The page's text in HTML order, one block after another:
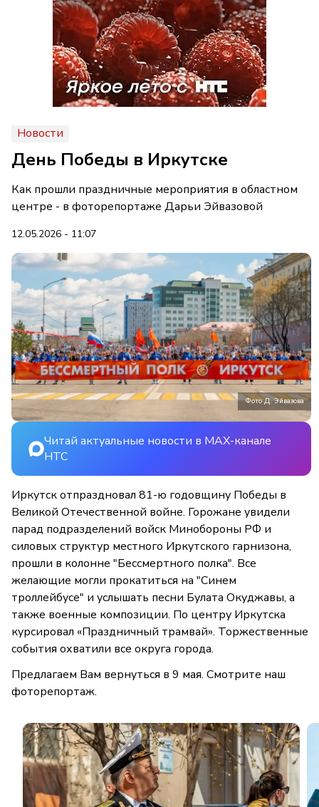
Новости
День Победы в Иркутске
Как прошли праздничные мероприятия в областном
центре - в фоторепортаже Дарьи Эйвазовой
12.05.2026 - 11:07
Фото Д. Эйвазова
Читай актуальные новости в MAX-канале
НТС
Иркутск отпраздновал 81-ю годовщину Победы в
Великой Отечественной войне. Горожане увидели
парад подразделений войск Минобороны РФ и
силовых структур местного Иркутского гарнизона,
прошли в колонне "Бессмертного полка". Все
желающие могли прокатиться на "Синем
троллейбусе" и услышать песни Булата Окуджавы, а
также военные композиции. По центру Иркутска
курсировал «Праздничный трамвай». Торжественные
события охватили все округа города.
Предлагаем Вам вернуться в 9 мая. Смотрите наш
фоторепортаж.